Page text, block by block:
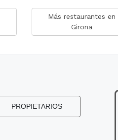
Más restaurantes en
Girona
PROPIETARIOS